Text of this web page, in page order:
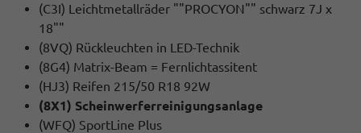
(C3I) Leichtmetallräder ""PROCYON"" schwarz 7J x
18""
(8VQ) Rückleuchten in LED-Technik
(8G4) Matrix-Beam = Fernlichtassitent
(HJ3) Reifen 215/50 R18 92W
(8X1) Scheinwerferreinigungsanlage
(WFQ) SportLine Plus